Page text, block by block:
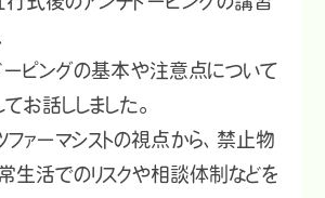
ーピングの基本や注意点について
お話ししました。
ファーマシストの視点から、禁止物
生活でのリスクや相談体制などを